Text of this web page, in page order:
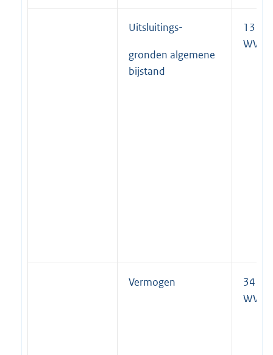
Uitsluitings-
gronden algemene
bijstand
13 lid
WWB
Vermogen
34 lid
WWB